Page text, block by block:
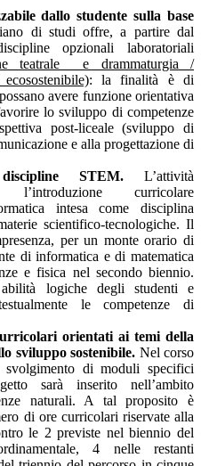
dallo studente sulla base
di studi offre, a partire dal
opzionali laboratoriali
teatrale e drammaturgia /
: la finalità è di
avere funzione orientativa
lo sviluppo di competenze
post-liceale (sviluppo di
e alla progettazione di
discipline STEM. L’attività
l’introduzione curricolare
intesa come disciplina
scientifico-tecnologiche. Il
per un monte orario di
di informatica e di matematica
e fisica nel secondo biennio.
abilità logiche degli studenti e
le competenze di
orientati ai temi della
sviluppo sostenibile. Nel corso
svolgimento di moduli specifici
sarà inserito nell’ambito
naturali. A tal proposito è
di ore curricolari riservate alla
le 2 previste nel biennio del
4 nelle restanti